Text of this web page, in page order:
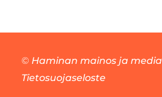
© Haminan mainos ja
Tietosuojaseloste